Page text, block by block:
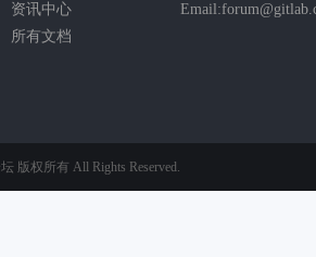
资讯中心
所有文档
版权所有 All Rights Reserved.